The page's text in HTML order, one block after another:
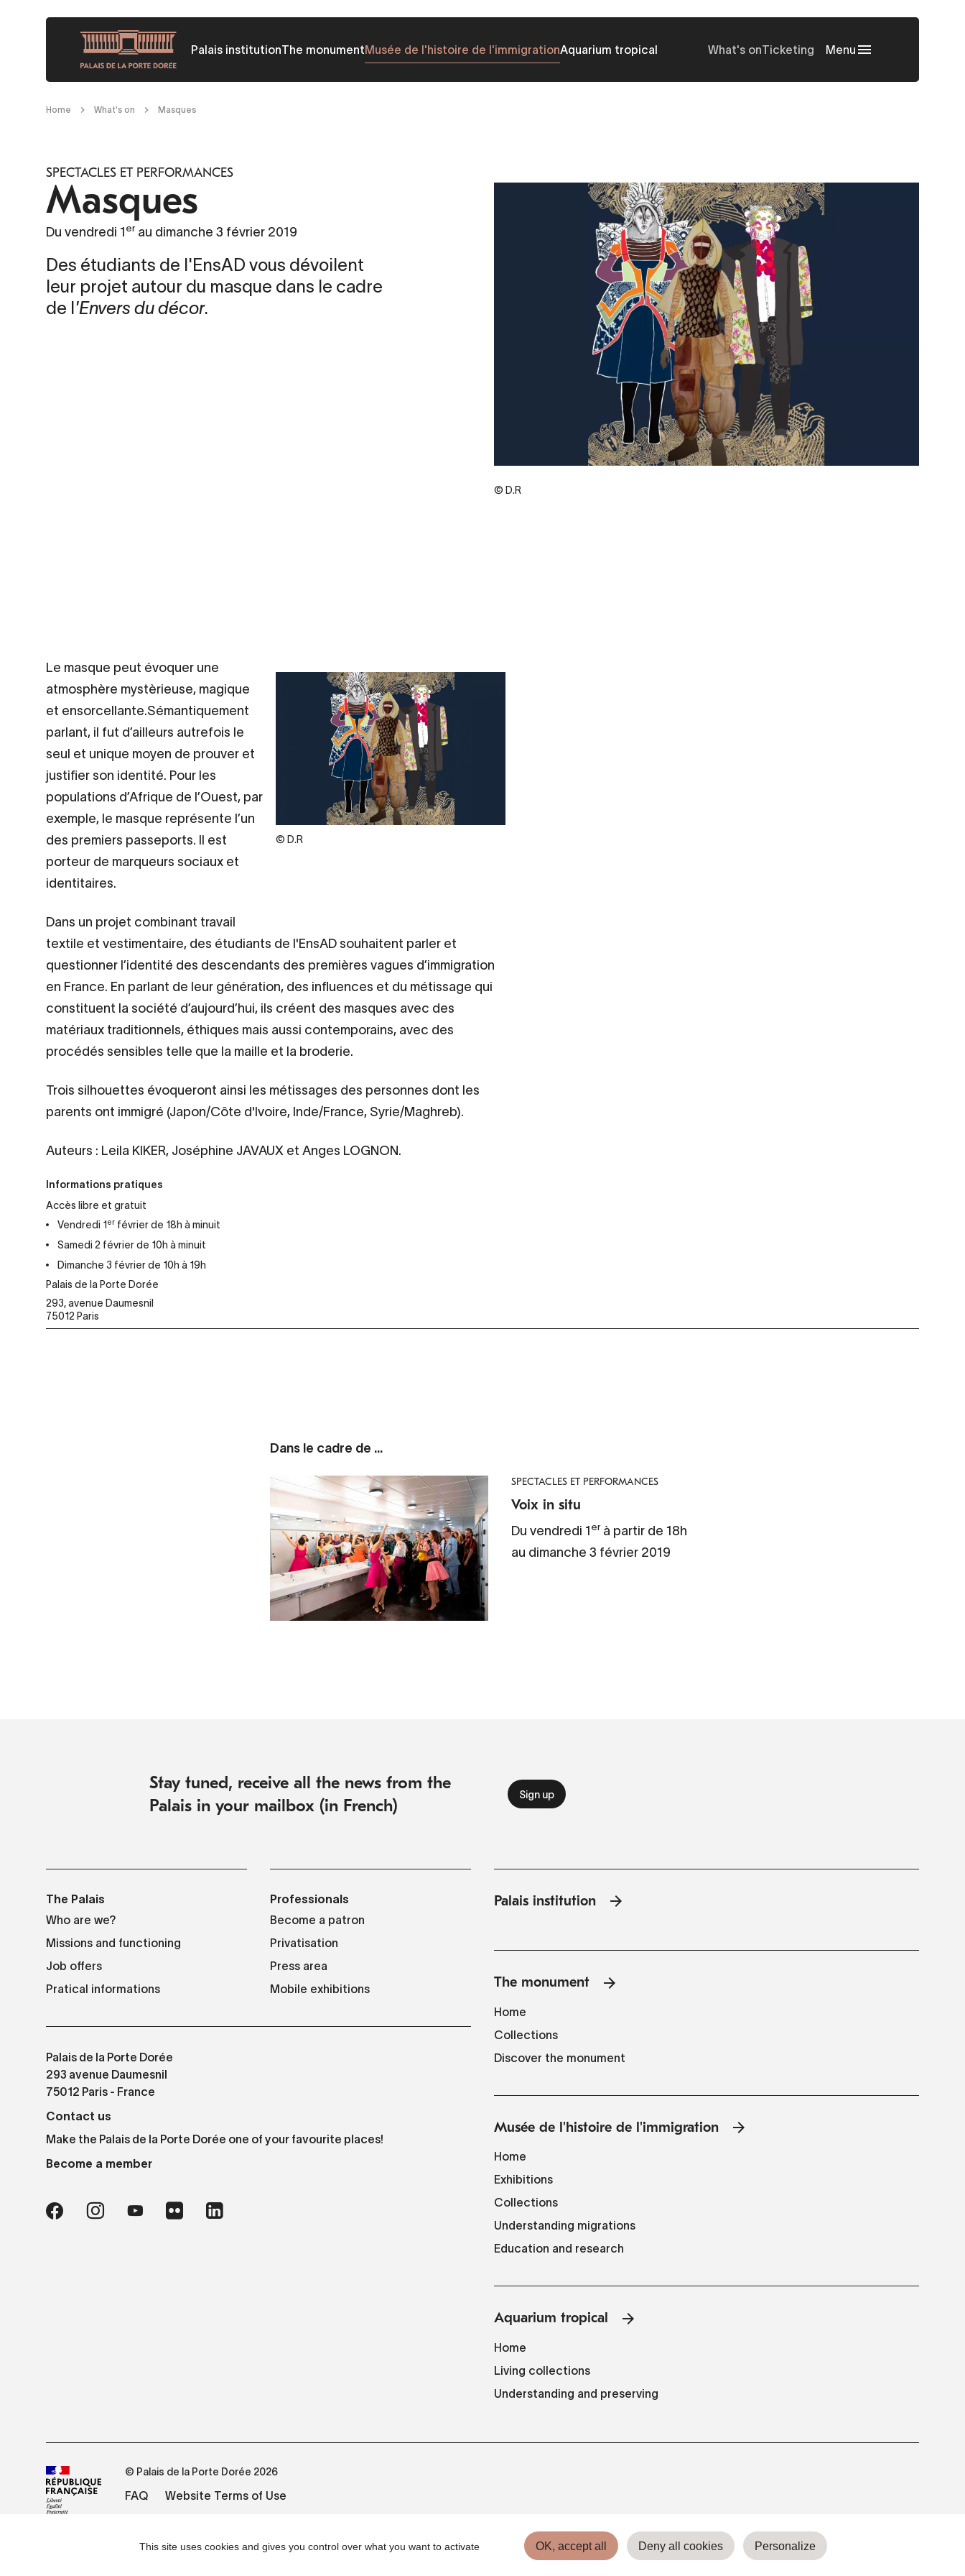
content
Palais institutionThe monumentMusée de l'histoire de l'immigrationAquarium tropical What's onTicketing Menu
Breadcrumb
Home What's on Masques
SPECTACLES ET PERFORMANCES
Masques
Du vendredi 1 erau dimanche 3 février 2019
Des étudiants de l'EnsAD vous dévoilent
leur projet autour du masque dans le cadre
de l'Envers du décor.
© D.R
Contenu
d’origine
Legende
© D.R
Le masque peut évoquer une
atmosphère mystèrieuse, magique
et ensorcellante.Sémantiquement
parlant, il fut d’ailleurs autrefois le
seul et unique moyen de prouver et
justifier son identité. Pour les
populations d’Afrique de l’Ouest, par
exemple, le masque représente l’un
des premiers passeports. Il est
porteur de marqueurs sociaux et
identitaires.
Dans un projet combinant travail
textile et vestimentaire, des étudiants de l'EnsAD souhaitent parler et
questionner l’identité des descendants des premières vagues d’immigration
en France. En parlant de leur génération, des influences et du métissage qui
constituent la société d’aujourd’hui, ils créent des masques avec des
matériaux traditionnels, éthiques mais aussi contemporains, avec des
procédés sensibles telle que la maille et la broderie.
Trois silhouettes évoqueront ainsi les métissages des personnes dont les
parents ont immigré (Japon/Côte d'Ivoire, Inde/France, Syrie/Maghreb).
Auteurs : Leila KIKER, Joséphine JAVAUX et Anges LOGNON.
Informations pratiques
Accès libre et gratuit
Vendredi 1 er février de 18h à minuit
Samedi 2 février de 10h à minuit
Dimanche 3 février de 10h à 19h
Palais de la Porte Dorée
293, avenue Daumesnil
75012 Paris
Dans le cadre de ...
SPECTACLES ET PERFORMANCES
Voix in situ
Du vendredi 1 er à partir de 18h
au dimanche 3 février 2019
Stay tuned, receive all the news from the
Palais in your mailbox (in French)
The Palais
Who are we?
Missions and functioning
Job offers
Pratical informations
Professionals
Become a patron
Privatisation
Press area
Mobile exhibitions
Palais de la Porte Dorée
293 avenue Daumesnil
75012 Paris - France
Contact us
Make the Palais de la Porte Dorée one of your favourite places!
Become a member
Palais institution
The monument
Home
Collections
Discover the monument
Musée de l'histoire de l'immigration
Home
Exhibitions
Collections
Understanding migrations
Education and research
Aquarium tropical
Home
Living collections
Understanding and preserving
© Palais de la Porte Dorée 2026
FAQ Website Terms of Use
This site uses cookies and gives you control over what you want to activate OK, accept all Deny all cookies Personalize